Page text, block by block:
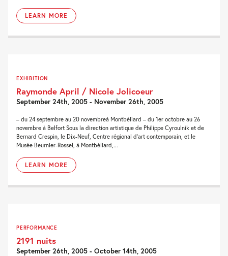
LEARN MORE
EXHIBITION
Raymonde April / Nicole Jolicoeur
September 24th, 2005 - November 26th, 2005
– du 24 septembre au 20 novembreà Montbéliard – du 1er octobre au 26
novembre à Belfort Sous la direction artistique de Philippe Cyroulnik et de
Bernard Crespin, le Dix-Neuf, Centre régional d’art contemporain, et le
Musée Beurnier-Rossel, à Montbéliard,...
LEARN MORE
PERFORMANCE
2191 nuits
September 26th, 2005 - October 14th, 2005